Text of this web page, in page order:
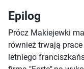
Epilog
Prócz Makiejewki
również trwają
letniego